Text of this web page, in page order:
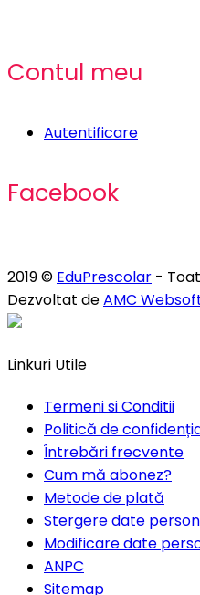
Contul meu
Autentificare
Facebook
2019 © EduPrescolar -
Dezvoltat deAMC
Linkuri Utile
Termeni si Conditii
Politică de
Întrebări frecvente
Cum mă abonez?
Metode de plată
Stergere date
Modificare date
ANPC
Sitemap